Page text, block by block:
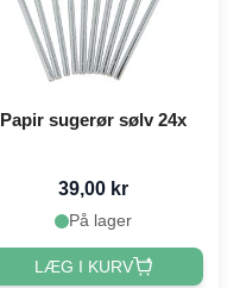
Papir sugerør sølv 24x
39,00 kr
På lager
LÆG I KURV